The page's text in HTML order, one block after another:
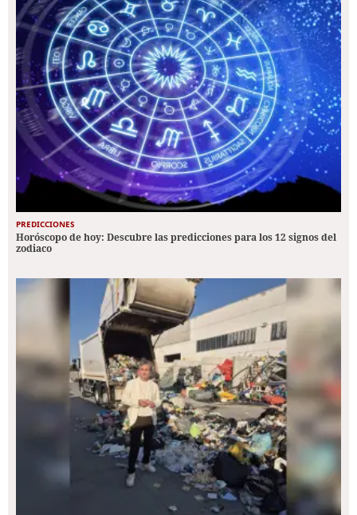
PREDICCIONES
Horóscopo de hoy: Descubre las predicciones para los 12 signos del
zodiaco